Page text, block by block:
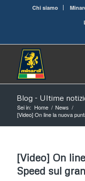
Chi siamo
Blog - Ultime
Sei in: Home / News /
[Video] On line la nuova
[Video] On
Speed sul